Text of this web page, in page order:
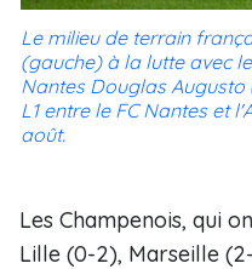
Le milieu de terrain
(gauche) à la lutte avec
Nantes Douglas
L1 entre le FC Nantes et
août.
Les Champenois, qui
Lille (0-2), Marseille